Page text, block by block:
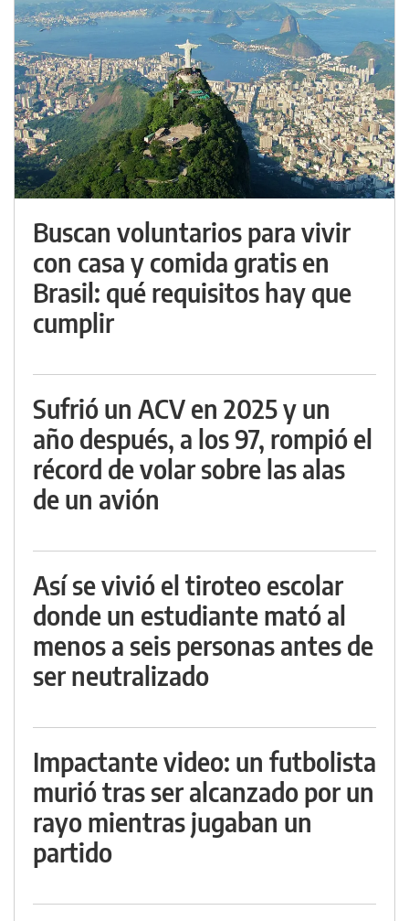
Buscan voluntarios para vivir
con casa y comida gratis en
Brasil: qué requisitos hay que
cumplir
Sufrió un ACV en 2025 y un
año después, a los 97, rompió el
récord de volar sobre las alas
de un avión
Así se vivió el tiroteo escolar
donde un estudiante mató al
menos a seis personas antes de
ser neutralizado
Impactante video: un futbolista
murió tras ser alcanzado por un
rayo mientras jugaban un
partido